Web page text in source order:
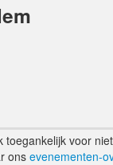
toegankelijk voor
ons evenementen-